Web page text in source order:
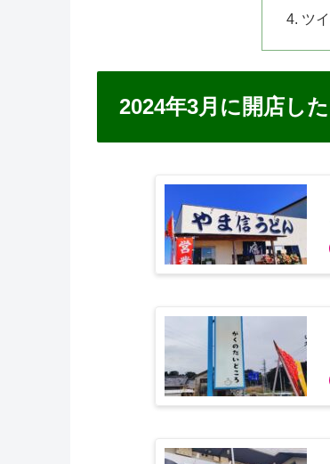
ツ
2024年3月に開店し